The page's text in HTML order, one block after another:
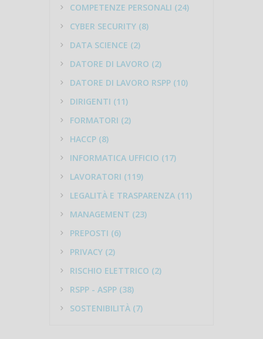
COMPETENZE PERSONALI (24)
CYBER SECURITY (8)
DATA SCIENCE (2)
DATORE DI LAVORO (2)
DATORE DI LAVORO RSPP (10)
DIRIGENTI (11)
FORMATORI (2)
HACCP (8)
INFORMATICA UFFICIO (17)
LAVORATORI (119)
LEGALITÀ E TRASPARENZA (11)
MANAGEMENT (23)
PREPOSTI (6)
PRIVACY (2)
RISCHIO ELETTRICO (2)
RSPP - ASPP (38)
SOSTENIBILITÀ (7)